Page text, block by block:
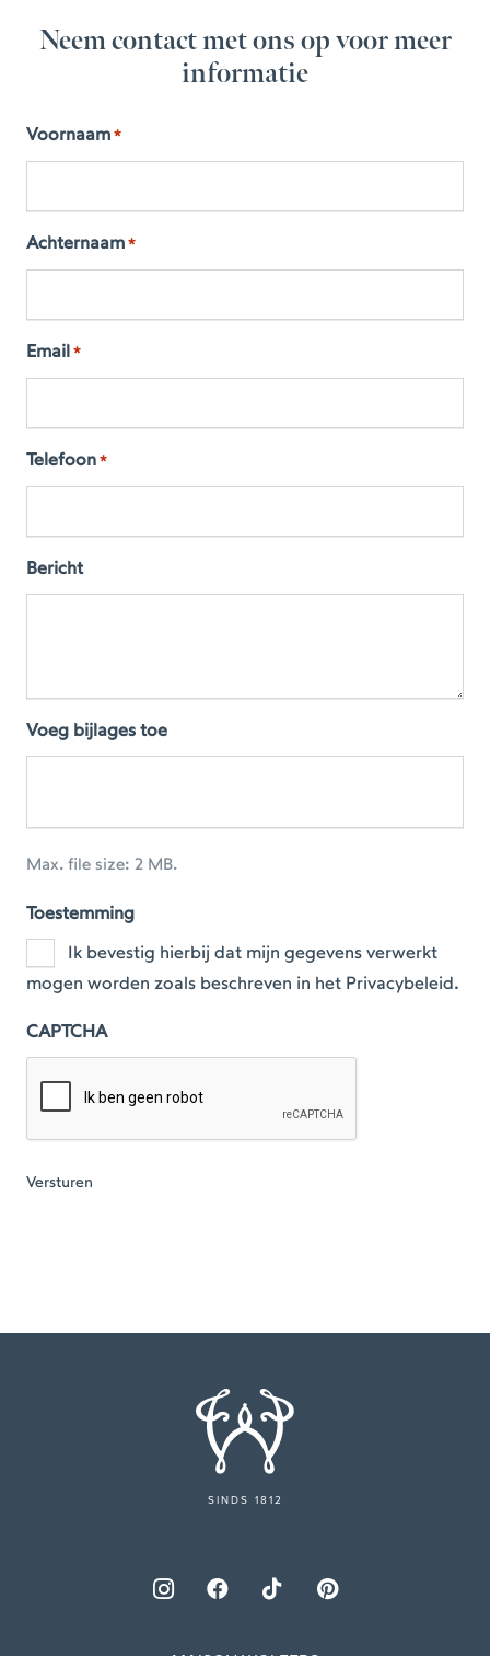
Neem contact met ons op voor meer
informatie
Voornaam *
Achternaam *
Email *
Telefoon *
Bericht
Voeg bijlages toe
Max. file size: 2 MB.
Toestemming
Ik bevestig hierbij dat mijn gegevens verwerkt
mogen worden zoals beschreven in het Privacybeleid.
CAPTCHA
SINDS 1812